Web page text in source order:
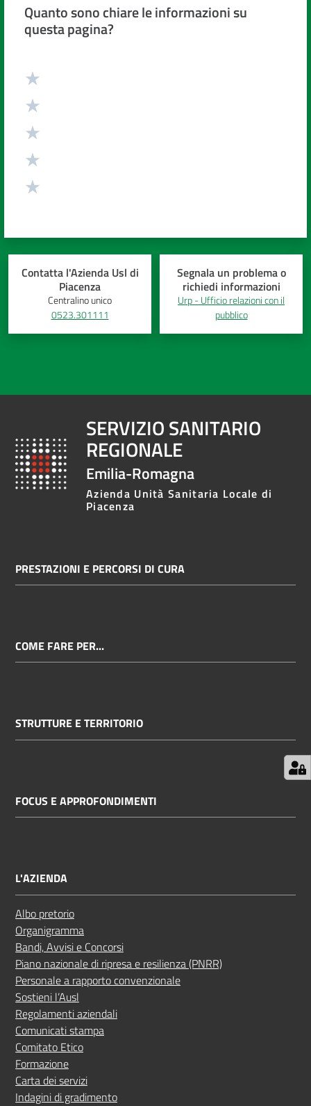
Costruiamo
Novità
Quanto sono chiare le informazioni su
questa pagina?
Contatta l'Azienda Usl di
Piacenza
Centralino unico
0523.301111
Segnala un problema o
richiedi informazioni
Urp - Ufficio relazioni con il
pubblico
SERVIZIO SANITARIO
REGIONALE
Emilia-Romagna
Azienda Unità Sanitaria Locale di
Piacenza
PRESTAZIONI E PERCORSI DI CURA
COME FARE PER...
STRUTTURE E TERRITORIO
FOCUS E APPROFONDIMENTI
L'AZIENDA
Albo pretorio
Organigramma
Bandi, Avvisi e Concorsi
Piano nazionale di ripresa e resilienza (PNRR)
Personale a rapporto convenzionale
Sostieni l’Ausl
Regolamenti aziendali
Comunicati stampa
Comitato Etico
Formazione
Carta dei servizi
Indagini di gradimento